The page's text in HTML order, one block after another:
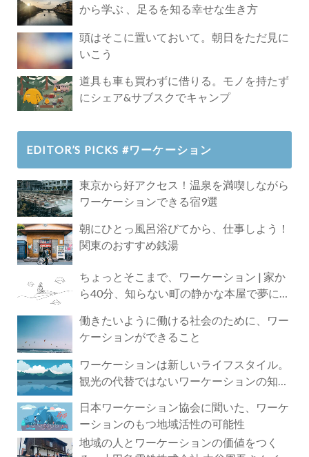
から学ぶ 、足るを知る幸せな生き方
頭はそこに置いておいて。朝日をただ見に
いこう
道具も車も買わずに借りる。モノを持たず
にシェア&サブスクでキャンプ
EDITOR’S PICKS #ワーケーション
東京から好アクセス！温泉を満喫しながら
ワーケーションできる宿9選
朝にひとっ風呂浴びてから、仕事しよう！
関東のおすすめ銭湯
ちょっとそこまで、ワーケーション | 家か
ら40分、知らない町の静かな本屋で夢に近
働きたいように働ける社会のために、ワー
ケーションができること
ワーケーションは新しいライフスタイル。
観光の代替ではないワーケーションの知ら
日本ワーケーション協会に聞いた、ワーケ
ーションのもつ地域活性の可能性
地域の人とワーケーションの価値をつく